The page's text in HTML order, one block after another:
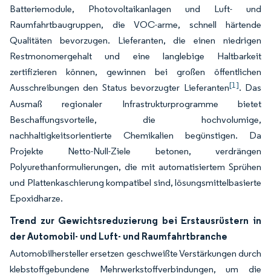
Batteriemodule, Photovoltaikanlagen und Luft- und
Raumfahrtbaugruppen, die VOC-arme, schnell härtende
Qualitäten bevorzugen. Lieferanten, die einen niedrigen
Restmonomergehalt und eine langlebige Haltbarkeit
zertifizieren können, gewinnen bei großen öffentlichen
Ausschreibungen den Status bevorzugter Lieferanten[1]. Das
Ausmaß regionaler Infrastrukturprogramme bietet
Beschaffungsvorteile, die hochvolumige,
nachhaltigkeitsorientierte Chemikalien begünstigen. Da
Projekte Netto-Null-Ziele betonen, verdrängen
Polyurethanformulierungen, die mit automatisiertem Sprühen
und Plattenkaschierung kompatibel sind, lösungsmittelbasierte
Epoxidharze.
Trend zur Gewichtsreduzierung bei Erstausrüstern in
der Automobil- und Luft- und Raumfahrtbranche
Automobilhersteller ersetzen geschweißte Verstärkungen durch
klebstoffgebundene Mehrwerkstoffverbindungen, um die